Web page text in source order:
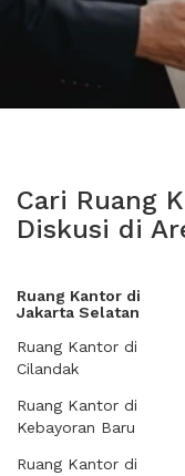
Cari Ruang
Diskusi di
Ruang Kantor di
Jakarta Selatan
Ruang Kantor di
Cilandak
Ruang Kantor di
Kebayoran Baru
Ruang Kantor di